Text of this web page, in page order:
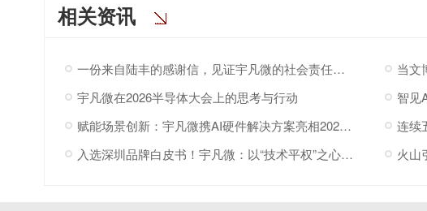
相关资讯
一份来自陆丰的感谢信，见证宇凡微的社会责任之路
宇凡微在2026半导体大会上的思考与行动
赋能场景创新：宇凡微携AI硬件解决方案亮相2026“深港同心·罗湖创景”场景创新大会!
入选深圳品牌白皮书！宇凡微：以“技术平权”之心，与深圳共赴AI